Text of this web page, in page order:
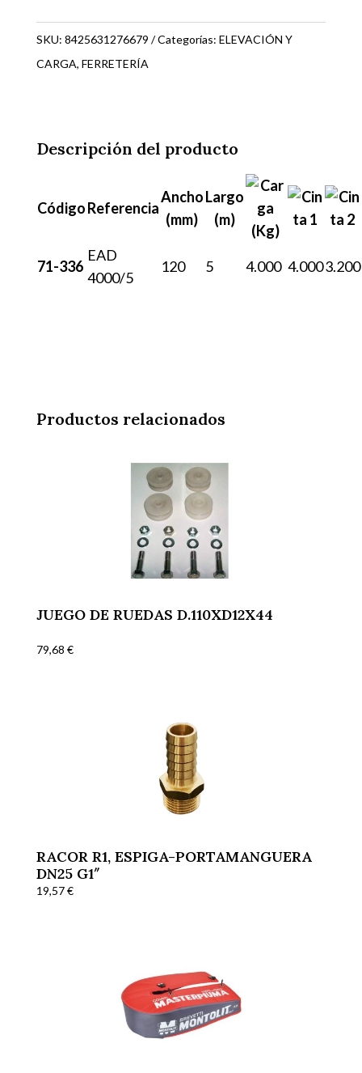
4000
Kg.
SKU: 8425631276679 Categorías: ELEVACIÓN Y
CARGA, FERRETERÍA
Descripción del producto
CódigoReferencia
Ancho
(mm)
Largo
(m)
71-336
EAD
4000/5
120 5 4.000 4.0003.200
Productos relacionados
JUEGO DE RUEDAS D.110XD12X44
79,68 €
RACOR R1, ESPIGA-PORTAMANGUERA
DN25 G1″
19,57€